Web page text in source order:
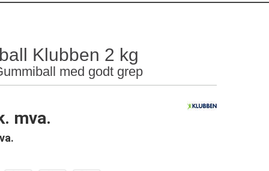
Klubben 2 kg
med godt grep
mva.